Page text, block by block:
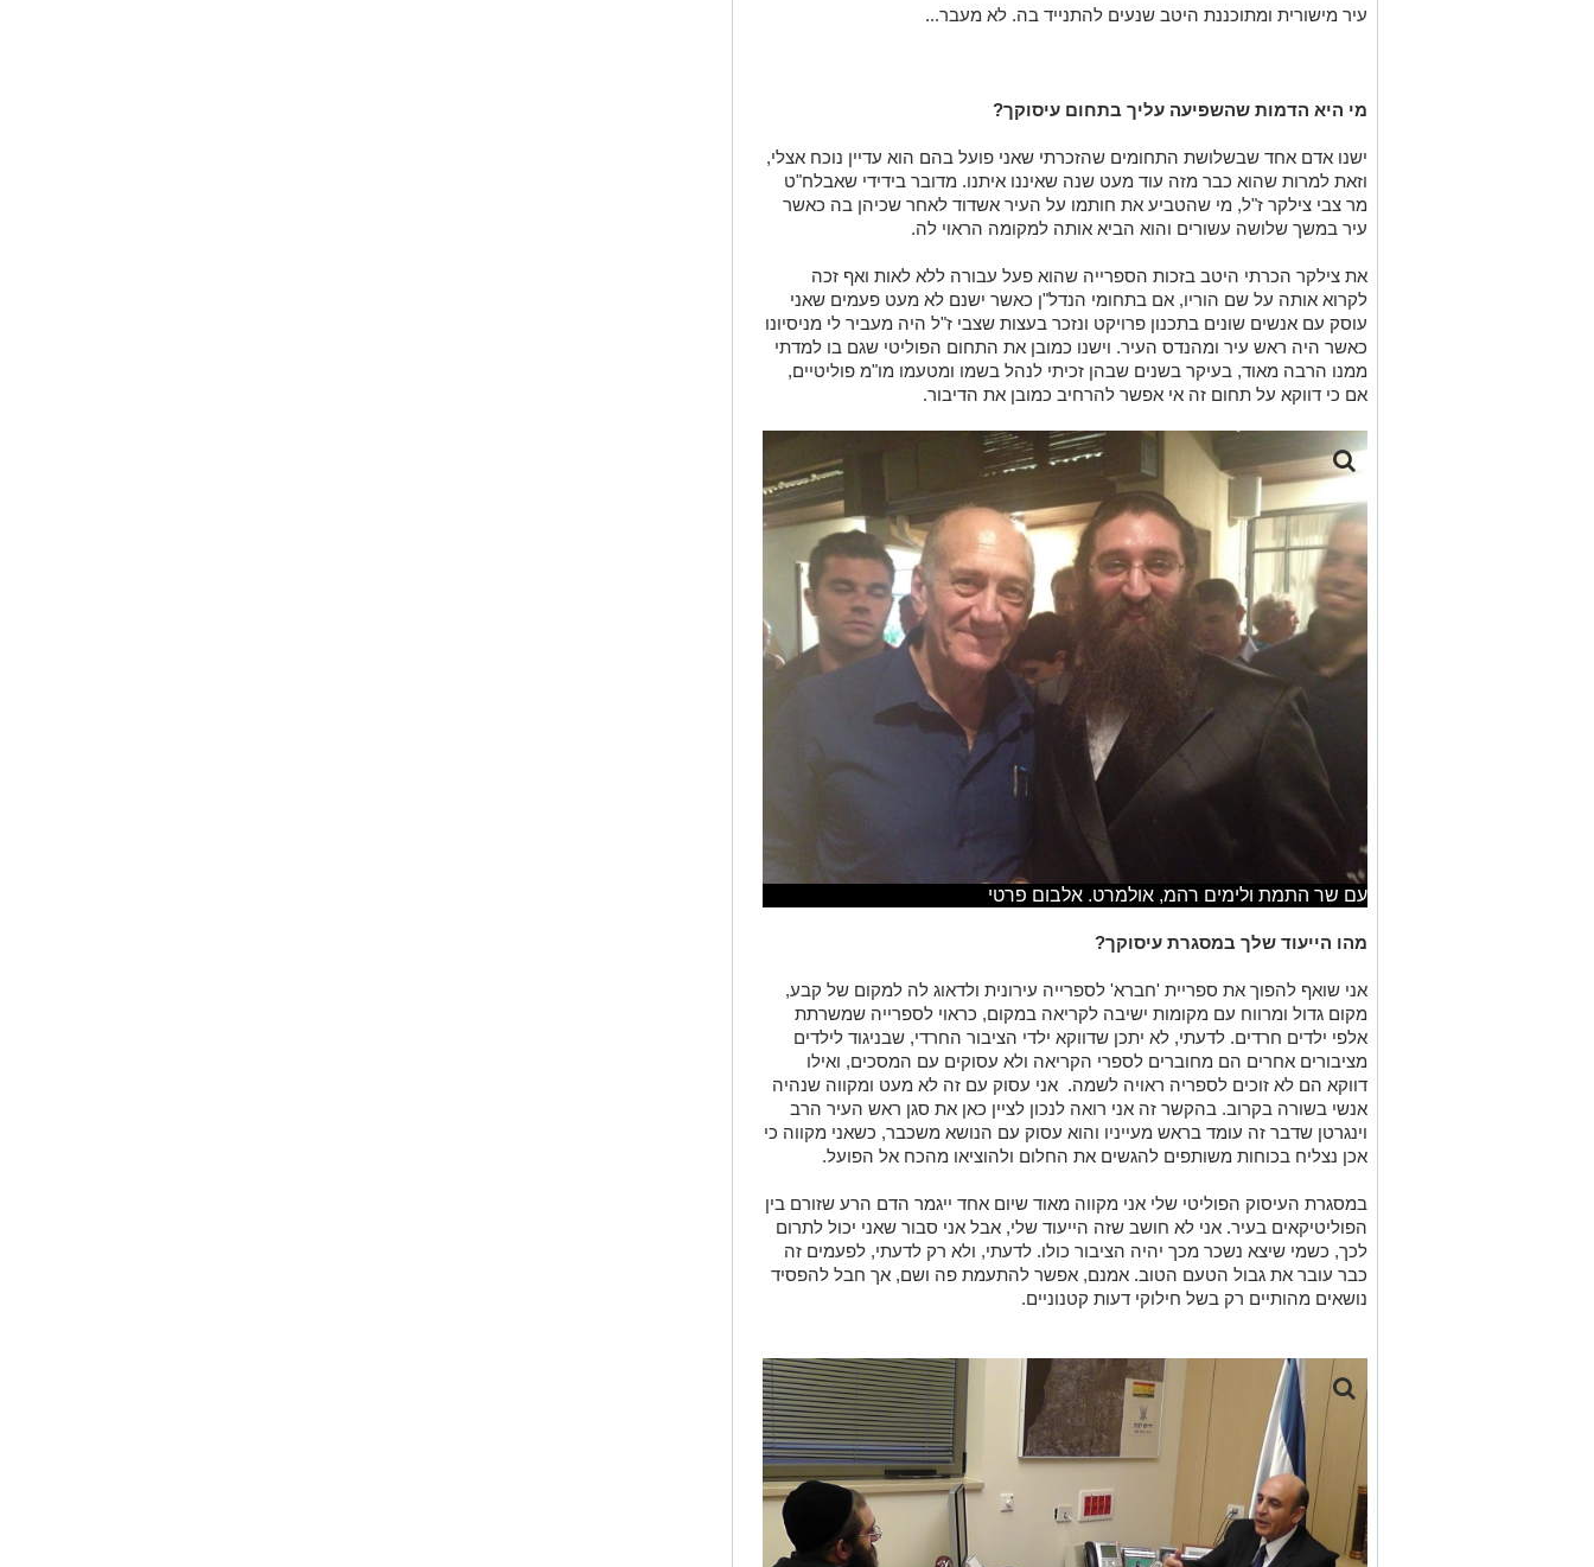
עיר מישורית ומתוכננת היטב שנעים להתנייד בה. לא מעבר...
מי היא הדמות שהשפיעה עליך בתחום עיסוקך?
ישנו אדם אחד שבשלושת התחומים שהזכרתי שאני פועל בהם הוא עדיין נוכח אצלי,
וזאת למרות שהוא כבר מזה עוד מעט שנה שאיננו איתנו. מדובר בידידי שאבלח"ט
מר צבי צילקר ז"ל, מי שהטביע את חותמו על העיר אשדוד לאחר שכיהן בה כאשר
עיר במשך שלושה עשורים והוא הביא אותה למקומה הראוי לה.
את צילקר הכרתי היטב בזכות הספרייה שהוא פעל עבורה ללא לאות ואף זכה
לקרוא אותה על שם הוריו, אם בתחומי הנדל"ן כאשר ישנם לא מעט פעמים שאני
עוסק עם אנשים שונים בתכנון פרויקט ונזכר בעצות שצבי ז"ל היה מעביר לי מניסיונו
כאשר היה ראש עיר ומהנדס העיר. וישנו כמובן את התחום הפוליטי שגם בו למדתי
ממנו הרבה מאוד, בעיקר בשנים שבהן זכיתי לנהל בשמו ומטעמו מו"מ פוליטיים,
אם כי דווקא על תחום זה אי אפשר להרחיב כמובן את הדיבור.
עם שר התמת ולימים רהמ, אולמרט. אלבום פרטי
מהו הייעוד שלך במסגרת עיסוקך?
אני שואף להפוך את ספריית 'חברא' לספרייה עירונית ולדאוג לה למקום של קבע,
מקום גדול ומרווח עם מקומות ישיבה לקריאה במקום, כראוי לספרייה שמשרתת
אלפי ילדים חרדים. לדעתי, לא יתכן שדווקא ילדי הציבור החרדי, שבניגוד לילדים
מציבורים אחרים הם מחוברים לספרי הקריאה ולא עסוקים עם המסכים, ואילו
דווקא הם לא זוכים לספריה ראויה לשמה. אני עסוק עם זה לא מעט ומקווה שנהיה
אנשי בשורה בקרוב. בהקשר זה אני רואה לנכון לציין כאן את סגן ראש העיר הרב
וינגרטן שדבר זה עומד בראש מעייניו והוא עסוק עם הנושא משכבר, כשאני מקווה כי
אכן נצליח בכוחות משותפים להגשים את החלום ולהוציאו מהכח אל הפועל.
במסגרת העיסוק הפוליטי שלי אני מקווה מאוד שיום אחד ייגמר הדם הרע שזורם בין
הפוליטיקאים בעיר. אני לא חושב שזה הייעוד שלי, אבל אני סבור שאני יכול לתרום
לכך, כשמי שיצא נשכר מכך יהיה הציבור כולו. לדעתי, ולא רק לדעתי, לפעמים זה
כבר עובר את גבול הטעם הטוב. אמנם, אפשר להתעמת פה ושם, אך חבל להפסיד
נושאים מהותיים רק בשל חילוקי דעות קטנוניים.